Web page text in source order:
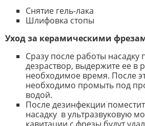
Снятие гель-лака
Шлифовка стопы
Уход за керамическими
Сразу после работы насадку
дезраствор, выдержите ее в
необходимое время. После
необходимо промыть под
водой.
После дезинфекции
насадку в ультразвуковую